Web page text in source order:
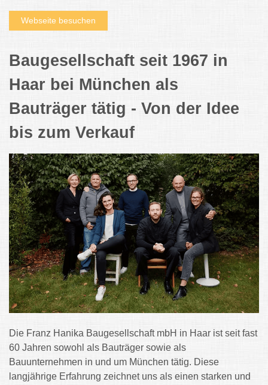
Webseite besuchen
Baugesellschaft seit 1967 in
Haar bei München als
Bauträger tätig - Von der Idee
bis zum Verkauf
Die Franz Hanika Baugesellschaft mbH in Haar ist seit fast
60 Jahren sowohl als Bauträger sowie als
Bauunternehmen in und um München tätig. Diese
langjährige Erfahrung zeichnet uns als einen starken und